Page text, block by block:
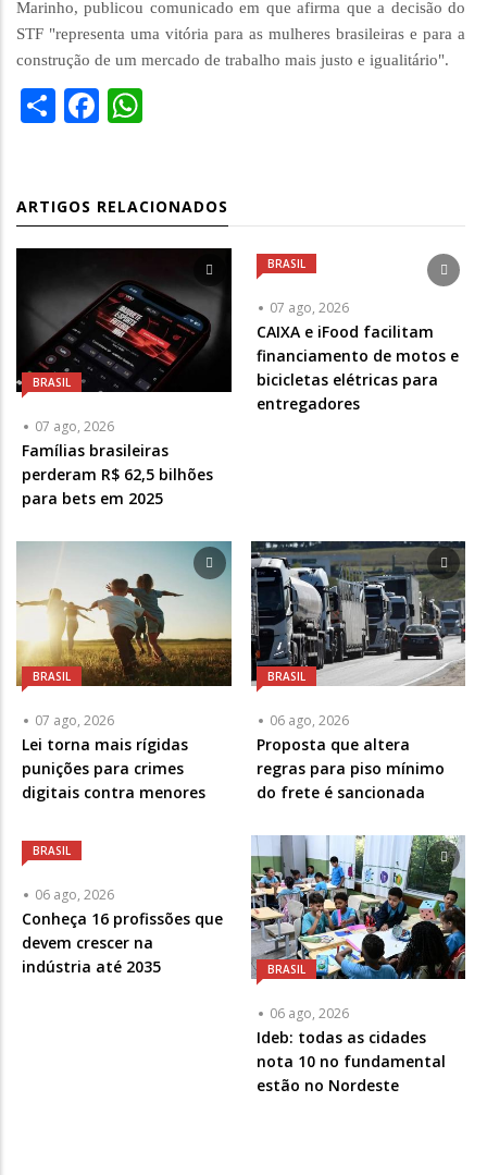
Marinho, publicou comunicado em que afirma que a decisão do
STF "representa uma vitória para as mulheres brasileiras e para a
construção de um mercado de trabalho mais justo e igualitário".
ShareFacebook
ARTIGOS RELACIONADOS
BRASIL
07 ago, 2026
Famílias brasileiras
perderam R$ 62,5 bilhões
para bets em 2025
BRASIL
07 ago, 2026
CAIXA e iFood facilitam
financiamento de motos e
bicicletas elétricas para
entregadores
BRASIL
07 ago, 2026
Lei torna mais rígidas
punições para crimes
digitais contra menores
BRASIL
06 ago, 2026
Proposta que altera
regras para piso mínimo
do frete é sancionada
BRASIL
06 ago, 2026
Conheça 16 profissões que
devem crescer na
indústria até 2035
BRASIL
06 ago, 2026
Ideb: todas as cidades
nota 10 no fundamental
estão no Nordeste